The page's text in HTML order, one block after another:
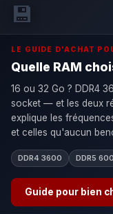
💾
LE GUIDE D'ACHAT
Quelle RAM
16 ou 32 Go ? DDR4
socket — et les deux
explique les
et celles qu'aucun
DDR4 3600 DDR5
Guide pour bien